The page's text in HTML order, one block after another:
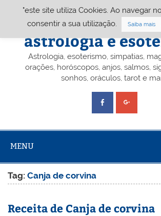
Portal A&E –
astrologia e
Astrologia, esoterismo, simpatias,
orações, horóscopos, anjos, salmos,
sonhos, oráculos, tarot e
MENU
Tag:Canja de corvina
Receita de Canja de corvina
"este site utiliza Cookies. Ao navegar
consentir a sua utilização.
Saiba mais